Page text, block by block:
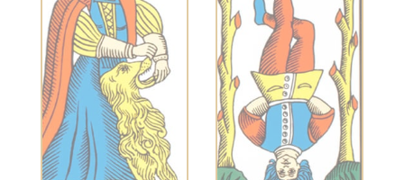
courage et la
maîtrise de soi. La
Force invite à
canaliser vos
énergies pour
surmonter les
obstacles avec
douceur.
nouvelle
perspective. Cette
carte encourage
souvent à voir les
choses sous un
angle différent et à
abandonner ce qui
ne sert plus.